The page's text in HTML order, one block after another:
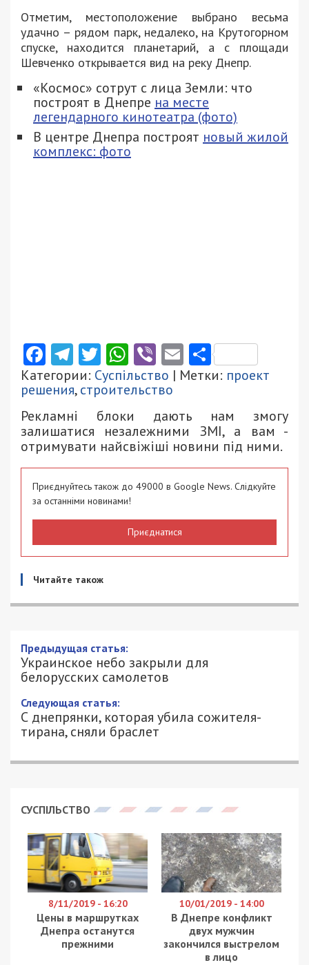
Отметим, местоположение выбрано весьма
удачно – рядом парк, недалеко, на Крутогорном
спуске, находится планетарий, а с площади
Шевченко открывается вид на реку Днепр.
«Космос» сотрут с лица Земли: что
построят в Днепре на месте
легендарного кинотеатра (фото)
В центре Днепра построят новый жилой
комплекс: фото
Facebook
Telegram
Twitter
WhatsApp
ViberEmail
Категории: Суспільство | Метки: проект
решения,строительство
Рекламні блоки дають нам змогу
залишатися незалежними ЗМІ, а вам -
отримувати найсвіжіші новини під ними.
Приєднуйтесь також до 49000 в Google News. Слідкуйте
за останніми новинами!
Приєднатися
Читайте також
Предыдущая статья:
Украинское небо закрыли для
белорусских самолетов
Следующая статья:
С днепрянки, которая убила сожителя-
тирана, сняли браслет
СУСПІЛЬСТВО
8/11/2019 - 16:20
Цены в маршрутках
Днепра останутся
прежними
10/01/2019 - 14:00
В Днепре конфликт
двух мужчин
закончился выстрелом
в лицо